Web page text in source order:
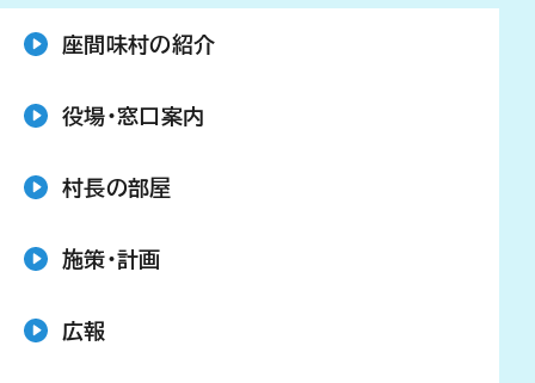
座間味村の紹介
役場・窓口案内
村長の部屋
施策・計画
広報